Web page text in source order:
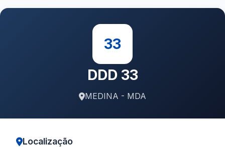
33
DDD 33
MEDINA - MDA
Localização